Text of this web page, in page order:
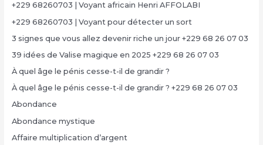
+229 68260703 | Voyant africain Henri AFFOLABI
+229 68260703 | Voyant pour détecter un sort
3 signes que vous allez devenir riche un jour +229 68 26 07 03
39 idées de Valise magique en 2025 +229 68 26 07 03
À quel âge le pénis cesse-t-il de grandir ?
À quel âge le pénis cesse-t-il de grandir ? +229 68 26 07 03
Abondance
Abondance mystique
Affaire multiplication d’argent